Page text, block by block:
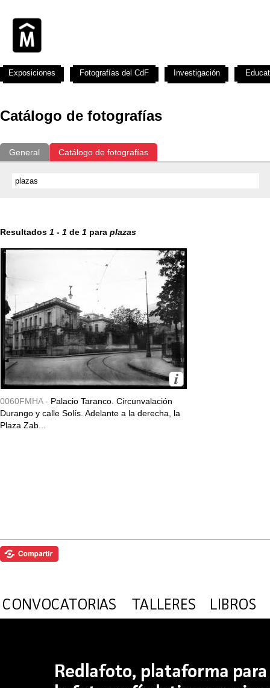
Catálogo de fotografías
General Catálogo de fotografías
Resultados 1 - 1 de 1 para plazas
0060FMHA - Palacio Taranco. Circunvalación
Durango y calle Solís. Adelante a la derecha, la
Plaza Zab...
Exposiciones Fotografías del CdF Investigación